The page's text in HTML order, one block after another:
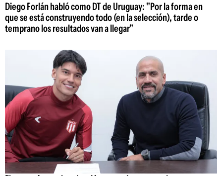
Diego Forlán habló como DT de Uruguay: "Por la forma en
que se está construyendo todo (en la selección), tarde o
temprano los resultados van a llegar"